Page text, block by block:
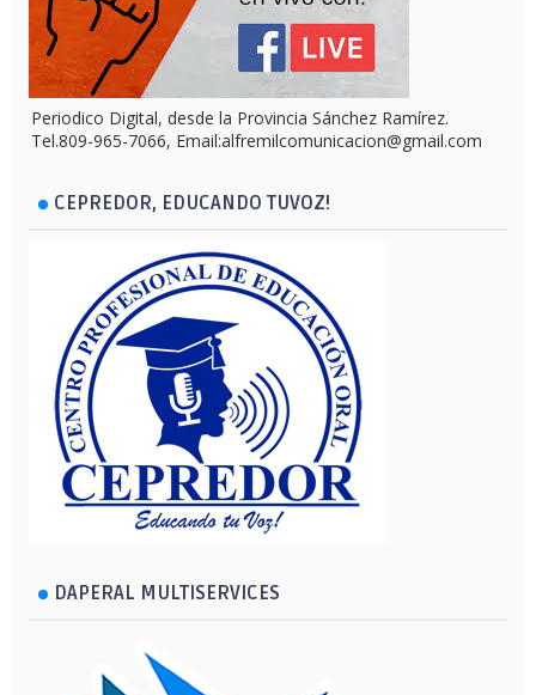
Periodico Digital, desde la Provincia Sánchez Ramírez.
Tel.809-965-7066, Email:alfremilcomunicacion@gmail.com
CEPREDOR, EDUCANDO TUVOZ!
DAPERAL MULTISERVICES